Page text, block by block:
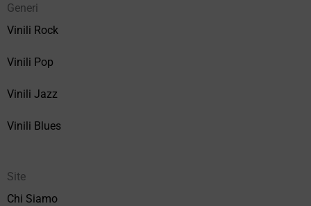
Generi
Vinili Rock
Vinili Pop
Vinili Jazz
Vinili Blues
Site
Chi Siamo